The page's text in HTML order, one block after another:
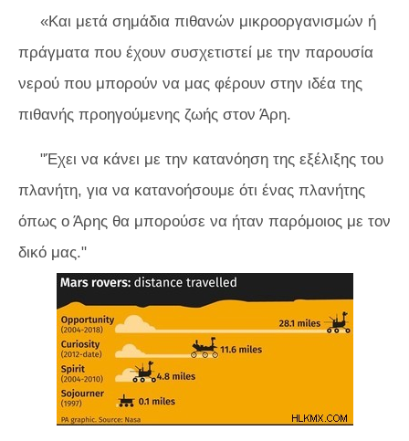
«Και μετά σημάδια πιθανών μικροοργανισμών ή
πράγματα που έχουν συσχετιστεί με την παρουσία
νερού που μπορούν να μας φέρουν στην ιδέα της
πιθανής προηγούμενης ζωής στον Άρη.
"Έχει να κάνει με την κατανόηση της εξέλιξης του
πλανήτη, για να κατανοήσουμε ότι ένας πλανήτης
όπως ο Άρης θα μπορούσε να ήταν παρόμοιος με τον
δικό μας."